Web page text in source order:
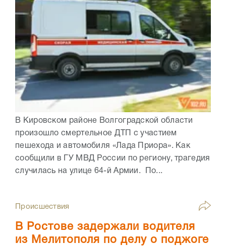
В Кировском районе Волгоградской области
произошло смертельное ДТП с участием
пешехода и автомобиля «Лада Приора». Как
сообщили в ГУ МВД России по региону, трагедия
случилась на улице 64-й Армии. По...
Происшествия
В Ростове задержали водителя
из Мелитополя по делу о поджоге